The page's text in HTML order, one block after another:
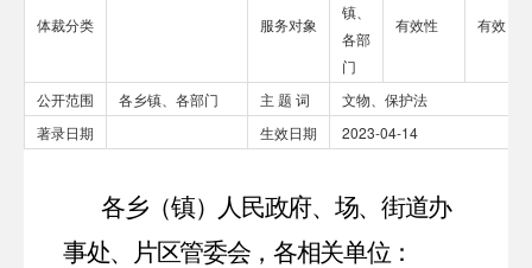
体裁分类 服务对象
镇、
各部
门
有效性 有效
公开范围 各乡镇、各部门 主 题 词
文物、保护法
著录日期
生效日期 2023-04-14
各乡（镇）人民政府、场、街道办
事处、片区管委会，各相关单位 ：